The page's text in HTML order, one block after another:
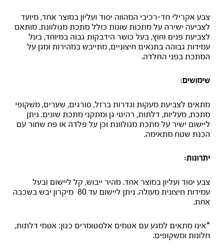
צבע אקרילי חד-רכיבי המהווה יסוד ועליון במוצר אחד, מיועד
לצביעה ישירה על מתכות שונות כולל מתכת מגולוונת. מותאם
לצביעת פנים וחוץ, בעל כושר הידבקות גבוה במיוחד, בעל
עמידות גבוהה בתנאים חיצוניים, מתייבש במהירות ומגן על
המתכת בפני החלדה.
שימושים:
מתאים לצביעת מעקות וגדרות ברזל, סורגים, שערים, משקופי
מתכת, מעליות, דלתות, רהיטי גן ומתקני מתכת שונים. ניתן
ליישום ישיר על מתכת מגולוונת וכן על פלדה או פח שחור עם
הכנת שטח מתאימה.
יתרונות:
צבע יסוד ועליון במוצר אחד. מהיר ייבוש, קל ליישום ובעל
עמידות חיצונית מעולה. ניתן ליישום עד 80 מיקרון יבש בשכבה
אחת.
*אינו מתאים למגע עם אטמים אלסטומרים כגון: אטמי דלתות,
חלונות ומשקופים.